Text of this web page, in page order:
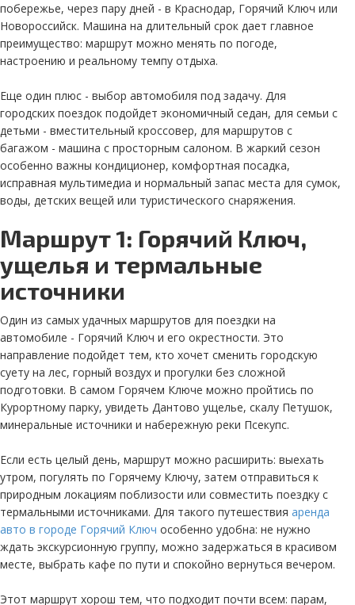
побережье, через пару дней - в Краснодар, Горячий Ключ или
Новороссийск. Машина на длительный срок дает главное
преимущество: маршрут можно менять по погоде,
настроению и реальному темпу отдыха.
Еще один плюс - выбор автомобиля под задачу. Для
городских поездок подойдет экономичный седан, для семьи с
детьми - вместительный кроссовер, для маршрутов с
багажом - машина с просторным салоном. В жаркий сезон
особенно важны кондиционер, комфортная посадка,
исправная мультимедиа и нормальный запас места для сумок,
воды, детских вещей или туристического снаряжения.
Маршрут 1: Горячий Ключ,
ущелья и термальные
источники
Один из самых удачных маршрутов для поездки на
автомобиле - Горячий Ключ и его окрестности. Это
направление подойдет тем, кто хочет сменить городскую
суету на лес, горный воздух и прогулки без сложной
подготовки. В самом Горячем Ключе можно пройтись по
Курортному парку, увидеть Дантово ущелье, скалу Петушок,
минеральные источники и набережную реки Псекупс.
Если есть целый день, маршрут можно расширить: выехать
утром, погулять по Горячему Ключу, затем отправиться к
природным локациям поблизости или совместить поездку с
термальными источниками. Для такого путешествия аренда
авто в городе Горячий Ключ особенно удобна: не нужно
ждать экскурсионную группу, можно задержаться в красивом
месте, выбрать кафе по пути и спокойно вернуться вечером.
Этот маршрут хорош тем, что подходит почти всем: парам,